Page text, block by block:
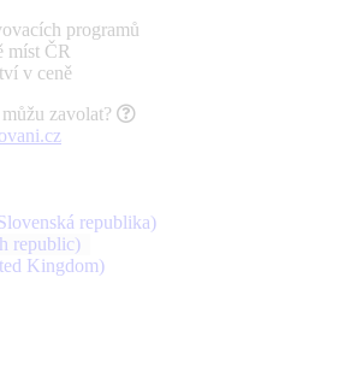
programů
míst ČR
v ceně
zavolat?